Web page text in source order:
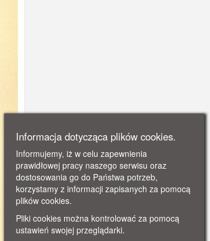
Informacja dotycząca plików cookies.
Informujemy, iż w celu zapewnienia
prawidłowej pracy naszego serwisu oraz
dostosowania go do Państwa potrzeb,
korzystamy z informacji zapisanych za pomocą
plików cookies.
Pliki cookies można kontrolować za pomocą
ustawień swojej przeglądarki.